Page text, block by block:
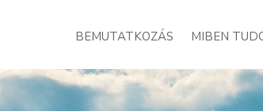
BEMUTATKOZÁS MIBEN